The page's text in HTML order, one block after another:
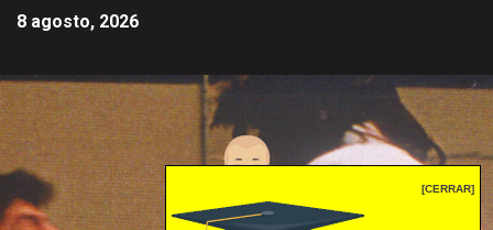
[CERRAR]
8 agosto, 2026